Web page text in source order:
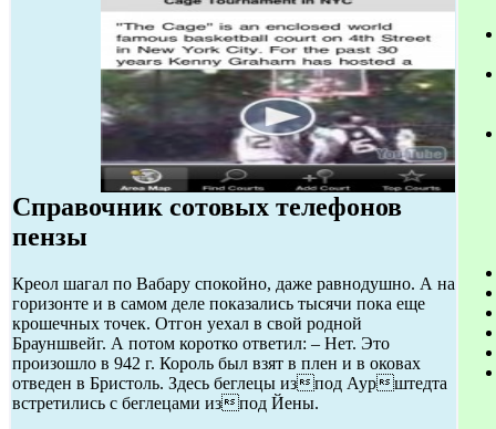
Справочник сотовых телефонов
пензы
Креол шагал по Вабару спокойно, даже равнодушно. А на
горизонте и в самом деле показались тысячи пока еще
крошечных точек. Отгон уехал в свой родной
Брауншвейг. А потом коротко ответил: – Нет. Это
произошло в 942 г. Король был взят в плен и в оковах
отведен в Бристоль. Здесь беглецы изпод Аурштедта
встретились с беглецами изпод Йены.